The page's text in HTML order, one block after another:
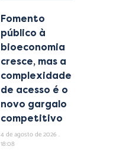
Fomento
público à
bioeconomia
cresce, mas a
complexidade
de acesso é o
novo gargalo
competitivo
4 de agosto de 2026
18:08